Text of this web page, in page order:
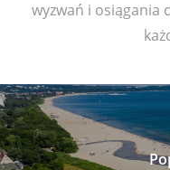
wyzwań i osiągania